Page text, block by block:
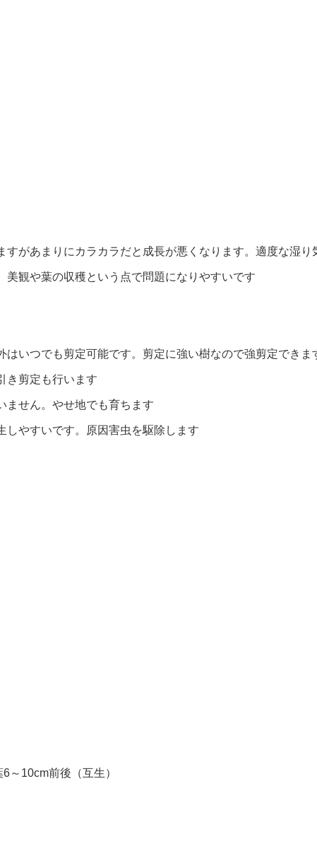
があまりにカラカラだと成長が悪くなります。適度な湿
観や葉の収穫という点で問題になりやすいです
いつでも剪定可能です。剪定に強い樹なので強剪定でき
き剪定も行います
ません。やせ地でも育ちます
しやすいです。原因害虫を駆除します
～10cm前後（互生）